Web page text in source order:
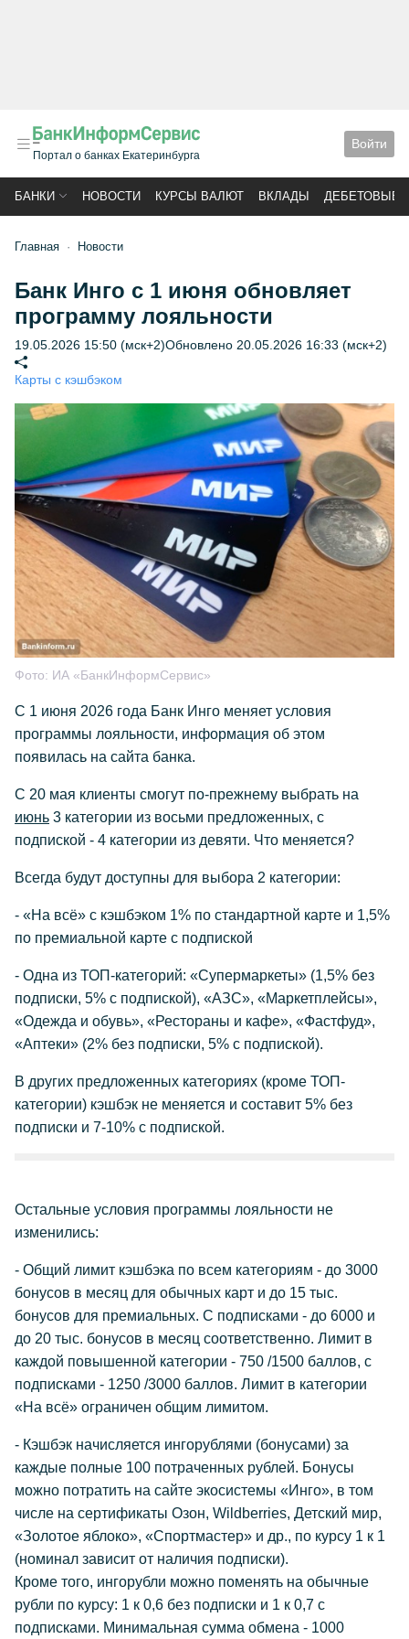
Портал о банках Екатеринбурга
Войти
БАНКИ НОВОСТИ КУРСЫ ВАЛЮТ ВКЛАДЫ ДЕБЕТОВЫЕ
Главная Новости
Банк Инго с 1 июня обновляет
программу лояльности
19.05.2026 15:50 (мск+2)Обновлено 20.05.2026 16:33 (мск+2)
Карты с кэшбэком
Фото: ИА «БанкИнформСервис»
С 1 июня 2026 года Банк Инго меняет условия
программы лояльности, информация об этом
появилась на сайта банка.
C 20 мая клиенты смогут по-прежнему выбрать на
июнь 3 категории из восьми предложенных, с
подпиской - 4 категории из девяти. Что меняется?
Всегда будут доступны для выбора 2 категории:
- «На всё» c кэшбэком 1% по стандартной карте и 1,5%
по премиальной карте с подпиской
- Одна из ТОП-категорий: «Супермаркеты» (1,5% без
подписки, 5% с подпиской), «АЗС», «Маркетплейсы»,
«Одежда и обувь», «Рестораны и кафе», «Фастфуд»,
«Аптеки» (2% без подписки, 5% с подпиской).
В других предложенных категориях (кроме ТОП-
категории) кэшбэк не меняется и составит 5% без
подписки и 7-10% с подпиской.
Остальные условия программы лояльности не
изменились:
- Общий лимит кэшбэка по всем категориям - до 3000
бонусов в месяц для обычных карт и до 15 тыс.
бонусов для премиальных. С подписками - до 6000 и
до 20 тыс. бонусов в месяц соответственно. Лимит в
каждой повышенной категории - 750 /1500 баллов, с
подписками - 1250 /3000 баллов. Лимит в категории
«На всё» ограничен общим лимитом.
- Кэшбэк начисляется ингорублями (бонусами) за
каждые полные 100 потраченных рублей. Бонусы
можно потратить на сайте экосистемы «Инго», в том
числе на сертификаты Озон, Wildberries, Детский мир,
«Золотое яблоко», «Спортмастер» и др., по курсу 1 к 1
(номинал зависит от наличия подписки).
Кроме того, ингорубли можно поменять на обычные
рубли по курсу: 1 к 0,6 без подписки и 1 к 0,7 с
подписками. Минимальная сумма обмена - 1000